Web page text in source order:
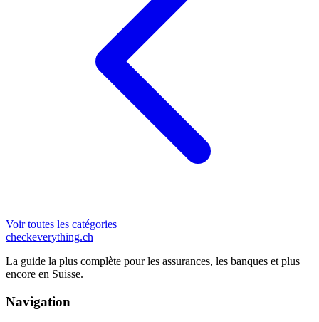
Voir toutes les catégories
checkeverything.ch
La guide la plus complète pour les assurances, les banques et plus
encore en Suisse.
Navigation